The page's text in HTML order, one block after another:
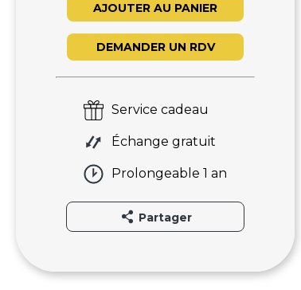
AJOUTER AU PANIER
DEMANDER UN RDV
Service cadeau
Échange gratuit
Prolongeable 1 an
Partager